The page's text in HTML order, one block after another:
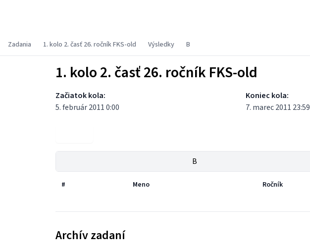
Zadania 1. kolo 2. časť 26. ročník FKS-old Výsledky B
1. kolo 2. časť 26. ročník FKS-old
Začiatok kola:
5. február 2011 0:00
Koniec kola:
7. marec 2011 23:59
B
# Meno Ročník
Archív zadaní